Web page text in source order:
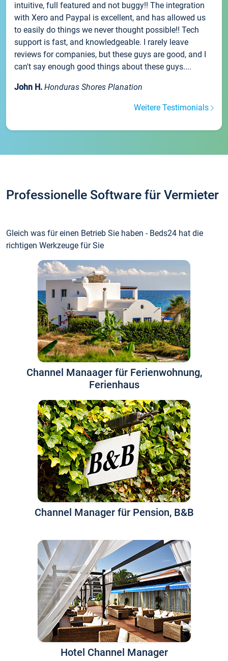
intuitive, full featured and not buggy!! The integration
with Xero and Paypal is excellent, and has allowed us
to easily do things we never thought possible!! Tech
support is fast, and knowledgeable. I rarely leave
reviews for companies, but these guys are good, and I
can't say enough good things about these guys....
John H. Honduras Shores Planation
Weitere Testimonials
Professionelle Software für Vermieter
Gleich was für einen Betrieb Sie haben - Beds24 hat die
richtigen Werkzeuge für Sie
Channel Manaager für Ferienwohnung,
Ferienhaus
Channel Manager für Pension, B&B
Hotel Channel Manager